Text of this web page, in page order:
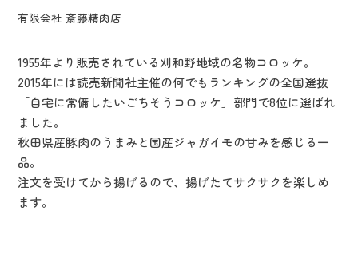
有限会社 斎藤精肉店
1955年より販売されている刈和野地域の名物コロッケ。
2015年には読売新聞社主催の何でもランキングの全国選抜
「自宅に常備したいごちそうコロッケ」部門で8位に選ばれ
ました。
秋田県産豚肉のうまみと国産ジャガイモの甘みを感じる一
品。
注文を受けてから揚げるので、揚げたてサクサクを楽しめ
ます。